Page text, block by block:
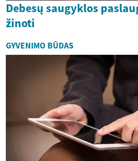
Debesų saugyklos
žinoti
GYVENIMO BŪDAS